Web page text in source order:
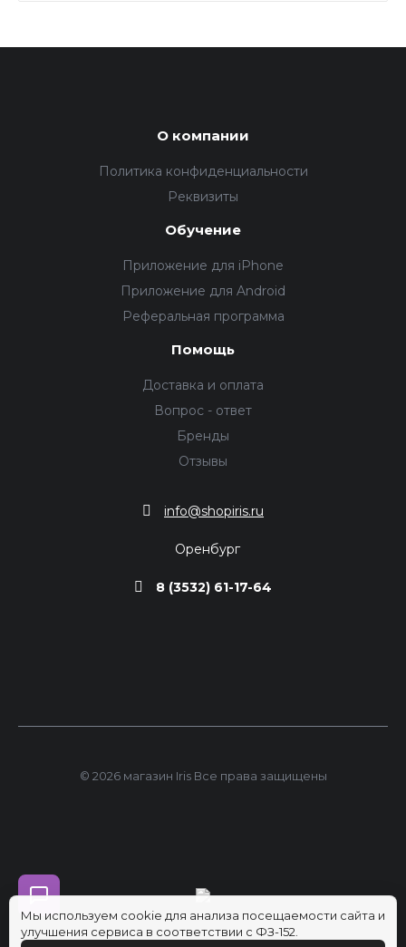
О компании
Политика конфиденциальности
Реквизиты
Обучение
Приложение для iPhone
Приложение для Android
Реферальная программа
Помощь
Доставка и оплата
Вопрос - ответ
Бренды
Отзывы
info@shopiris.ru
Оренбург
8 (3532) 61-17-64
© 2026 магазин Iris Все права защищены
Мы используем cookie для анализа посещаемости сайта и
улучшения сервиса в соответствии с ФЗ-152.